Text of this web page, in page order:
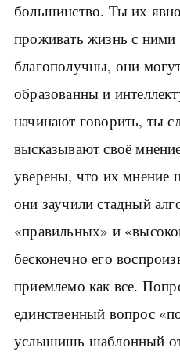
большинство. Ты их
проживать жизнь с
благополучны, они
образованны и
начинают говорить, ты
высказывают своё
уверены, что их мнение
они заучили стадный
«правильных» и
бесконечно его
приемлемо как все.
единственный вопрос
услышишь шаблонный